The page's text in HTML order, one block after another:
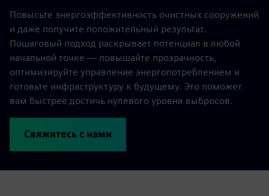
Повысьте энергоэффективность очистных сооружений
и даже получите положительный результат.
Пошаговый подход раскрывает потенциал в любой
начальной точке — повышайте прозрачность,
оптимизируйте управление энергопотреблением и
готовьте инфраструктуру к будущему. Это поможет
вам быстрее достичь нулевого уровня выбросов.
Свяжитесь с нами